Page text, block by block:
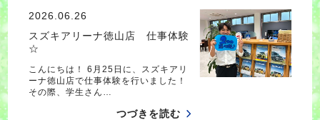
2026.06.26
スズキアリーナ徳山店 仕事体験
☆
こんにちは！ 6月25日に、スズキアリ
ーナ徳山店で仕事体験を行いました！
その際、学生さん…
つづきを読む